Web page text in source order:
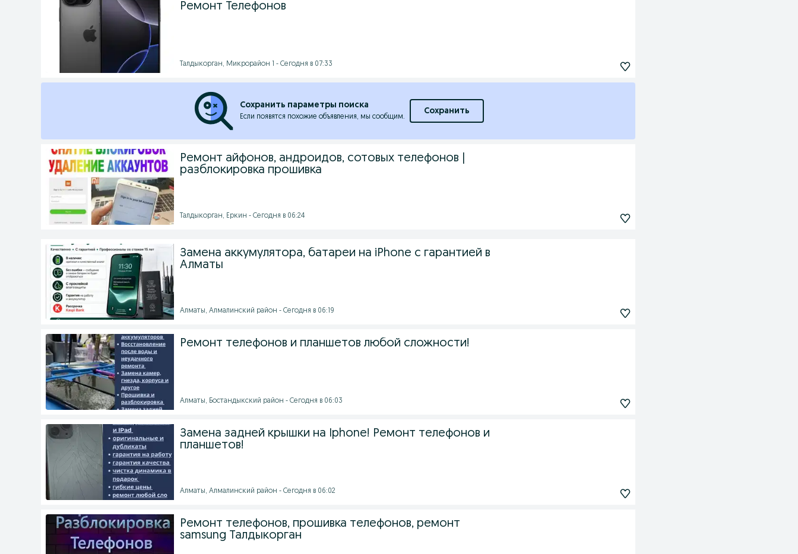
Ремонт Телефонов
Талдыкорган, Микрорайон 1 - Сегодня в 07:33
Сохранить параметры поиска
Если появятся похожие объявления, мы сообщим.
Сохранить
Ремонт айфонов, андроидов, сотовых телефонов |
разблокировка прошивка
Талдыкорган, Еркин - Сегодня в 06:24
Замена аккумулятора, батареи на iPhone с гарантией в
Алматы
Алматы, Алмалинский район - Сегодня в 06:19
Ремонт телефонов и планшетов любой сложности!
Алматы, Бостандыкский район - Сегодня в 06:03
Замена задней крышки на Iphone! Ремонт телефонов и
планшетов!
Алматы, Алмалинский район - Сегодня в 06:02
Ремонт телефонов, прошивка телефонов, ремонт
samsung Талдыкорган